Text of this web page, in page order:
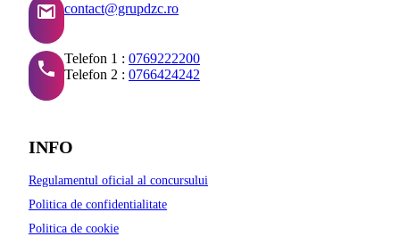
contact@grupdzc.ro
Telefon 1 : 0769222200
Telefon 2 : 0766424242
INFO
Regulamentul oficial al concursului
Politica de confidentialitate
Politica de cookie